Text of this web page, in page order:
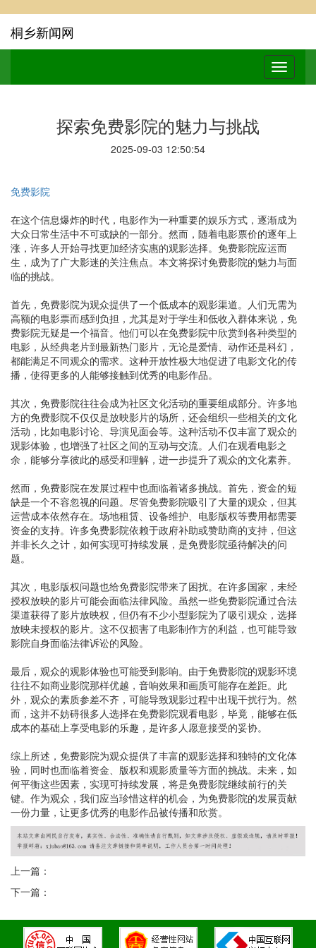
桐乡新闻网
探索免费影院的魅力与挑战
2025-09-03 12:50:54
免费影院
在这个信息爆炸的时代，电影作为一种重要的娱乐方式，逐渐成为
大众日常生活中不可或缺的一部分。然而，随着电影票价的逐年上
涨，许多人开始寻找更加经济实惠的观影选择。免费影院应运而
生，成为了广大影迷的关注焦点。本文将探讨免费影院的魅力与面
临的挑战。
首先，免费影院为观众提供了一个低成本的观影渠道。人们无需为
高额的电影票而感到负担，尤其是对于学生和低收入群体来说，免
费影院无疑是一个福音。他们可以在免费影院中欣赏到各种类型的
电影，从经典老片到最新热门影片，无论是爱情、动作还是科幻，
都能满足不同观众的需求。这种开放性极大地促进了电影文化的传
播，使得更多的人能够接触到优秀的电影作品。
其次，免费影院往往会成为社区文化活动的重要组成部分。许多地
方的免费影院不仅仅是放映影片的场所，还会组织一些相关的文化
活动，比如电影讨论、导演见面会等。这种活动不仅丰富了观众的
观影体验，也增强了社区之间的互动与交流。人们在观看电影之
余，能够分享彼此的感受和理解，进一步提升了观众的文化素养。
然而，免费影院在发展过程中也面临着诸多挑战。首先，资金的短
缺是一个不容忽视的问题。尽管免费影院吸引了大量的观众，但其
运营成本依然存在。场地租赁、设备维护、电影版权等费用都需要
资金的支持。许多免费影院依赖于政府补助或赞助商的支持，但这
并非长久之计，如何实现可持续发展，是免费影院亟待解决的问
题。
其次，电影版权问题也给免费影院带来了困扰。在许多国家，未经
授权放映的影片可能会面临法律风险。虽然一些免费影院通过合法
渠道获得了影片放映权，但仍有不少小型影院为了吸引观众，选择
放映未授权的影片。这不仅损害了电影制作方的利益，也可能导致
影院自身面临法律诉讼的风险。
最后，观众的观影体验也可能受到影响。由于免费影院的观影环境
往往不如商业影院那样优越，音响效果和画质可能存在差距。此
外，观众的素质参差不齐，可能导致观影过程中出现干扰行为。然
而，这并不妨碍很多人选择在免费影院观看电影，毕竟，能够在低
成本的基础上享受电影的乐趣，是许多人愿意接受的妥协。
综上所述，免费影院为观众提供了丰富的观影选择和独特的文化体
验，同时也面临着资金、版权和观影质量等方面的挑战。未来，如
何平衡这些因素，实现可持续发展，将是免费影院继续前行的关
键。作为观众，我们应当珍惜这样的机会，为免费影院的发展贡献
一份力量，让更多优秀的电影作品被传播和欣赏。
上一篇：
下一篇：